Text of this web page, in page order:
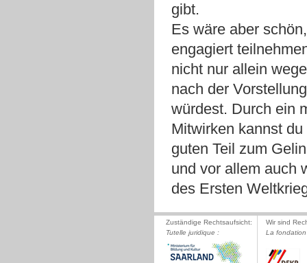
gibt.
Es wäre aber
engagiert
nicht nur allein
nach der
würdest. Durch ein
Mitwirken kannst
guten Teil zum
und vor allem auch
des Ersten
Zuständige Rechtsaufsicht:
Tutelle juridique :
Wir sind
La